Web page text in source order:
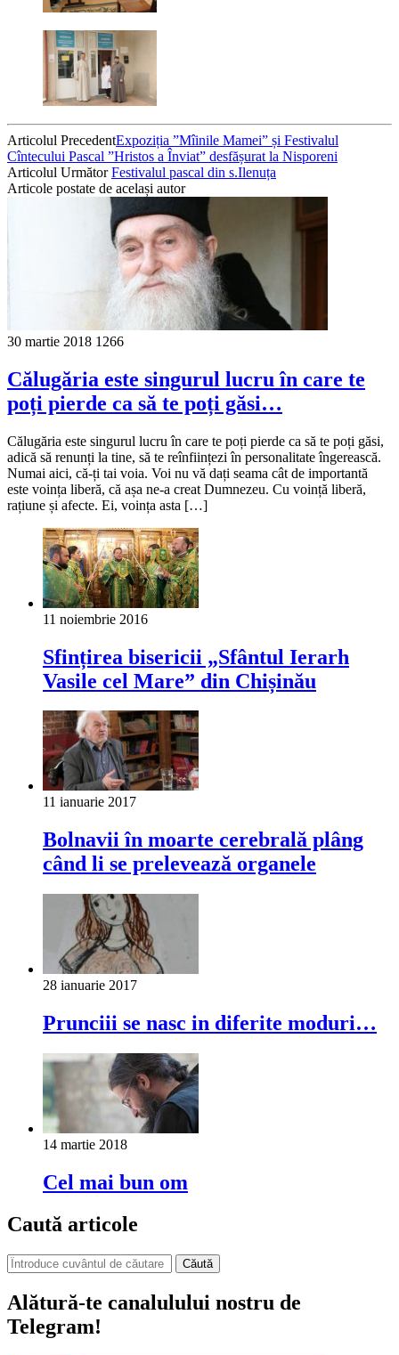
Articolul PrecedentExpoziția ”Mîinile Mamei” și Festivalul
Cîntecului Pascal ”Hristos a Înviat” desfășurat la Nisporeni
Articolul UrmătorFestivalul pascal din s.Ilenuța
Articole postate de același autor
30 martie 2018 1266
Călugăria este singurul lucru în care te
poți pierde ca să te poți găsi…
Călugăria este singurul lucru în care te poți pierde ca să te poți găsi,
adică să renunți la tine, să te reînființezi în personalitate îngerească.
Numai aici, că-ți tai voia. Voi nu vă dați seama cât de importantă
este voința liberă, că așa ne-a creat Dumnezeu. Cu voință liberă,
rațiune și afecte. Ei, voința asta […]
11 noiembrie 2016
Sfințirea bisericii „Sfântul Ierarh
Vasile cel Mare” din Chișinău
11 ianuarie 2017
Bolnavii în moarte cerebrală plâng
când li se prelevează organele
28 ianuarie 2017
Prunciii se nasc in diferite moduri…
14 martie 2018
Cel mai bun om
Caută articole
Căută
Alătură-te canalulului nostru de
Telegram!